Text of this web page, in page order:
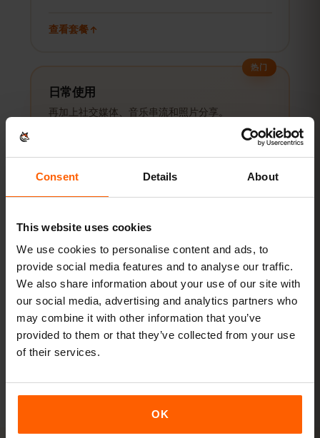
Consent Details About
This website uses cookies
We use cookies to personalise content and ads, to
provide social media features and to analyse our traffic.
We also share information about your use of our site with
our social media, advertising and analytics partners who
may combine it with other information that you’ve
provided to them or that they’ve collected from your use
of their services.
OK
查看套餐
热门
日常使用
再加上社交媒体、音乐串流和照片分享。
查看套餐
流媒体和热点
视频、视频通话，还能给笔记本或平板共享网络。
20 GB以上或不限量
查看套餐